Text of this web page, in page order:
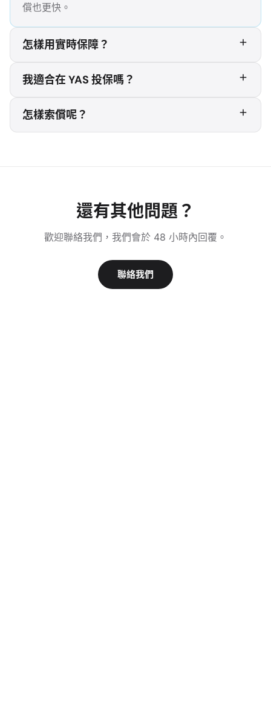
償也更快。
怎樣用實時保障？
我適合在 YAS 投保嗎？
怎樣索償呢？
還有其他問題？
歡迎聯絡我們，我們會於 48 小時內回覆。
聯絡我們